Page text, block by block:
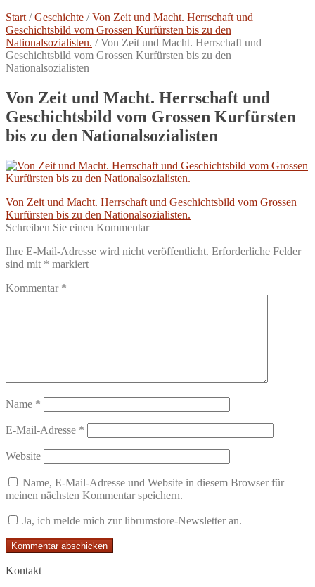
Start /Geschichte /Von Zeit und Macht. Herrschaft und
Geschichtsbild vom Grossen Kurfürsten bis zu den
Nationalsozialisten. /Von Zeit und Macht. Herrschaft und
Geschichtsbild vom Grossen Kurfürsten bis zu den
Nationalsozialisten
Von Zeit und Macht. Herrschaft und
Geschichtsbild vom Grossen Kurfürsten
bis zu den Nationalsozialisten
Beitragsnavigation
Vorheriger
Beitrag:
Von Zeit und Macht. Herrschaft und Geschichtsbild vom Grossen
Kurfürsten bis zu den Nationalsozialisten.
Schreiben Sie einen Kommentar
Ihre E-Mail-Adresse wird nicht veröffentlicht. Erforderliche Felder
sind mit * markiert
Kommentar *
Name *
E-Mail-Adresse *
Website
Name, E-Mail-Adresse und Website in diesem Browser für
meinen nächsten Kommentar speichern.
Ja, ich melde mich zur librumstore-Newsletter an.
Kontakt